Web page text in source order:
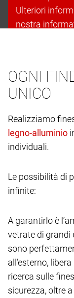
Ulteriori
nostra
OGNI
UNICO
Realizziamo
individuali.
Le possibilità di
infinite:
A garantirlo è
vetrate di grandi
sono
all’esterno,
ricerca sulle
sicurezza, oltre